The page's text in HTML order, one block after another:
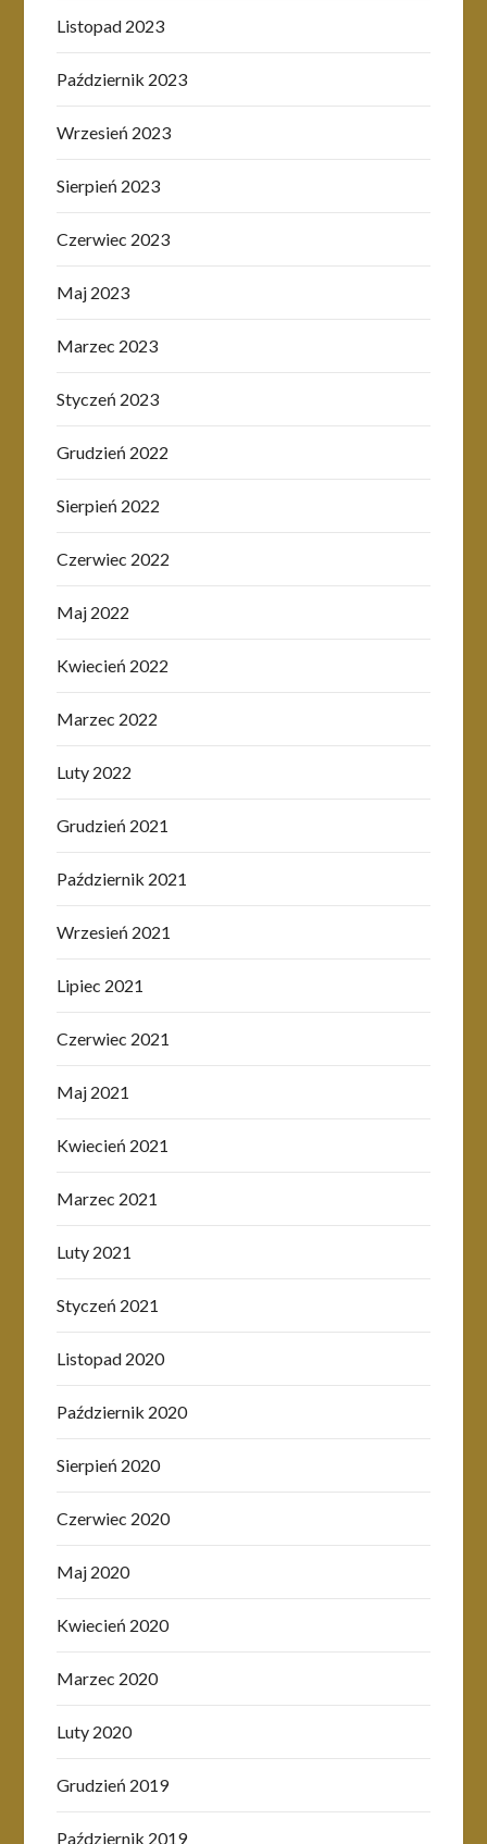
Listopad 2023
Październik 2023
Wrzesień 2023
Sierpień 2023
Czerwiec 2023
Maj 2023
Marzec 2023
Styczeń 2023
Grudzień 2022
Sierpień 2022
Czerwiec 2022
Maj 2022
Kwiecień 2022
Marzec 2022
Luty 2022
Grudzień 2021
Październik 2021
Wrzesień 2021
Lipiec 2021
Czerwiec 2021
Maj 2021
Kwiecień 2021
Marzec 2021
Luty 2021
Styczeń 2021
Listopad 2020
Październik 2020
Sierpień 2020
Czerwiec 2020
Maj 2020
Kwiecień 2020
Marzec 2020
Luty 2020
Grudzień 2019
Październik 2019